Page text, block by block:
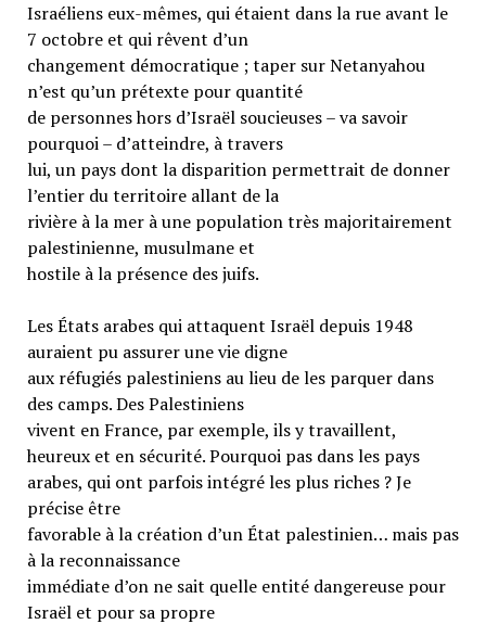
Israéliens eux-mêmes, qui étaient dans la rue avant le
7 octobre et qui rêvent d’un
changement démocratique ; taper sur Netanyahou
n’est qu’un prétexte pour quantité
de personnes hors d’Israël soucieuses – va savoir
pourquoi – d’atteindre, à travers
lui, un pays dont la disparition permettrait de donner
l’entier du territoire allant de la
rivière à la mer à une population très majoritairement
palestinienne, musulmane et
hostile à la présence des juifs.
Les États arabes qui attaquent Israël depuis 1948
auraient pu assurer une vie digne
aux réfugiés palestiniens au lieu de les parquer dans
des camps. Des Palestiniens
vivent en France, par exemple, ils y travaillent,
heureux et en sécurité. Pourquoi pas dans les pays
arabes, qui ont parfois intégré les plus riches ? Je
précise être
favorable à la création d’un État palestinien… mais pas
à la reconnaissance
immédiate d’on ne sait quelle entité dangereuse pour
Israël et pour sa propre